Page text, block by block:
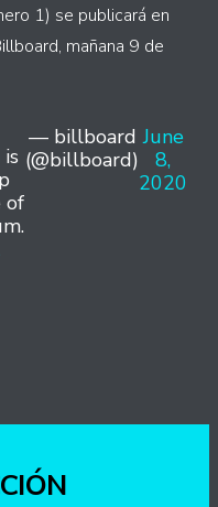
1) se publicará en
mañana 9 de
is
of
— billboard
(@billboard)
June
8,
2020